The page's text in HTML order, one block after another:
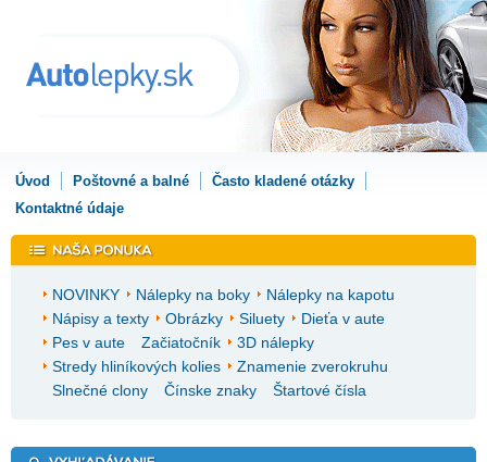
Úvod Poštovné a balné
Často kladené otázky
Kontaktné údaje
NOVINKY Nálepky na boky
Nálepky na kapotu
Nápisy a texty
Obrázky Siluety
Dieťa v aute
Pes v aute
Začiatočník
3D nálepky
Stredy hliníkových kolies
Znamenie zverokruhu
Slnečné clony
Čínske znaky Štartové čísla